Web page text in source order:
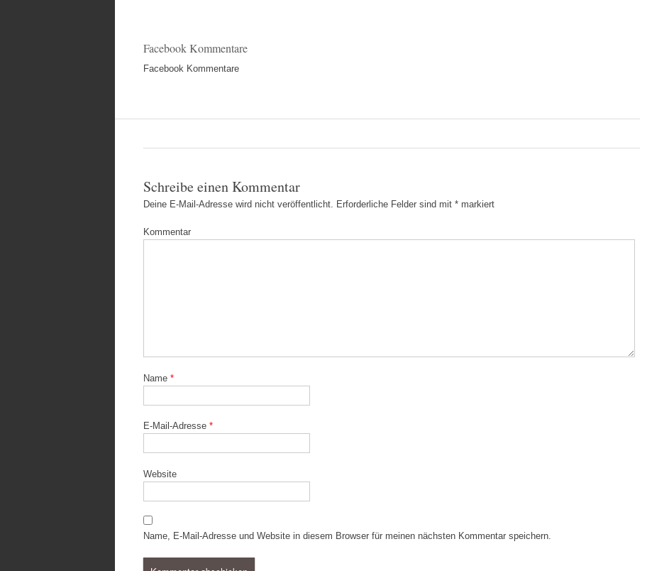
Facebook Kommentare
Facebook Kommentare
Schreibe einen Kommentar
Deine E-Mail-Adresse wird nicht veröffentlicht. Erforderliche Felder sind mit * markiert
Kommentar
Name *
E-Mail-Adresse *
Website
Name, E-Mail-Adresse und Website in diesem Browser für meinen nächsten Kommentar speichern.